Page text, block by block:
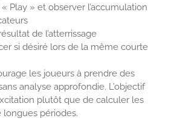
Play » et observer l’accumulation
de l’atterrissage
si désiré lors de la même courte
les joueurs à prendre des
analyse approfondie. L’objectif
plutôt que de calculer les
longues périodes.